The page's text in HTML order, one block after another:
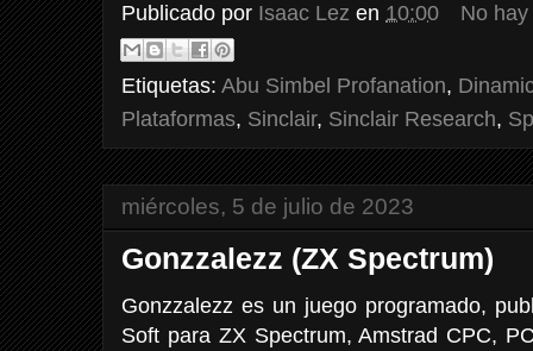
Publicado por Isaac Lez en 10:00 No
Etiquetas: Abu Simbel Profanation,
Plataformas, Sinclair, Sinclair Research,
miércoles, 5 de julio de 2023
Gonzzalezz (ZX Spectrum)
Gonzzalezz es un juego programado,
Soft para ZX Spectrum, Amstrad CPC,